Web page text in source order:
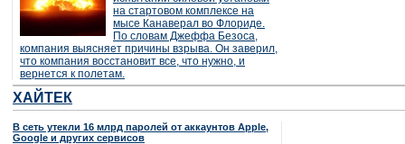
на стартовом комплексе на
мысе Канаверал во Флориде.
По словам Джеффа Безоса,
компания выясняет причины взрыва. Он заверил,
что компания восстановит все, что нужно, и
вернется к полетам.
ХАЙТЕК
В сеть утекли 16 млрд паролей от аккаунтов Apple,
Google и других сервисов